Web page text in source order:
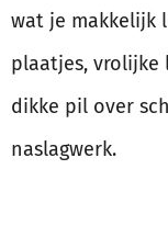
wat je makkelijk
plaatjes, vrolijke
dikke pil over
naslagwerk.